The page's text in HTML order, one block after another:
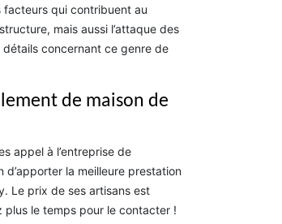
qui contribuent au
mais aussi l’attaque des
concernant ce genre de
de maison de
appel à l’entreprise de
d’apporter la meilleure prestation
Le prix de ses artisans est
le temps pour le contacter !